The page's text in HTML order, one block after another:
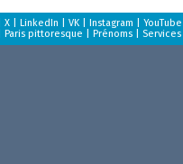
|X |LinkedIn |VK |Instagram |YouTube
|Paris pittoresque |Prénoms Services